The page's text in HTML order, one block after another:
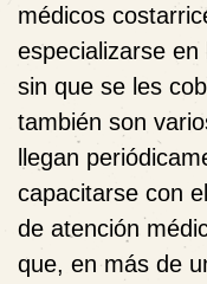
médicos
especializarse
sin que se les
también son
llegan
capacitarse con
de atención
que, en más de